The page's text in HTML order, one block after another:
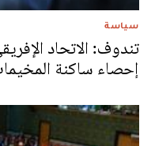
سياسة
تندوف: الاتحاد
إحصاء ساكنة